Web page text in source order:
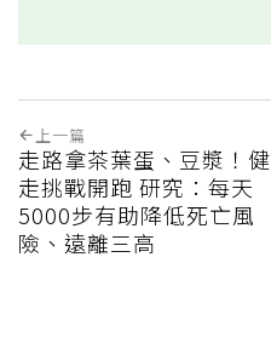
上一篇
走路拿茶葉蛋、豆漿！健
走挑戰開跑 研究：每天
5000步有助降低死亡風
險、遠離三高